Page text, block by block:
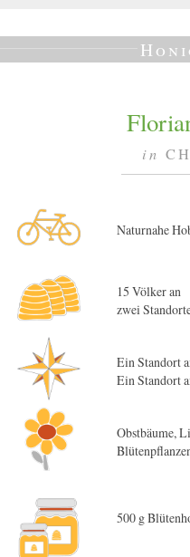
in
Naturnahe
15 Völker an
zwei
Ein Standort
Ein Standort
Obstbäume,
500 g